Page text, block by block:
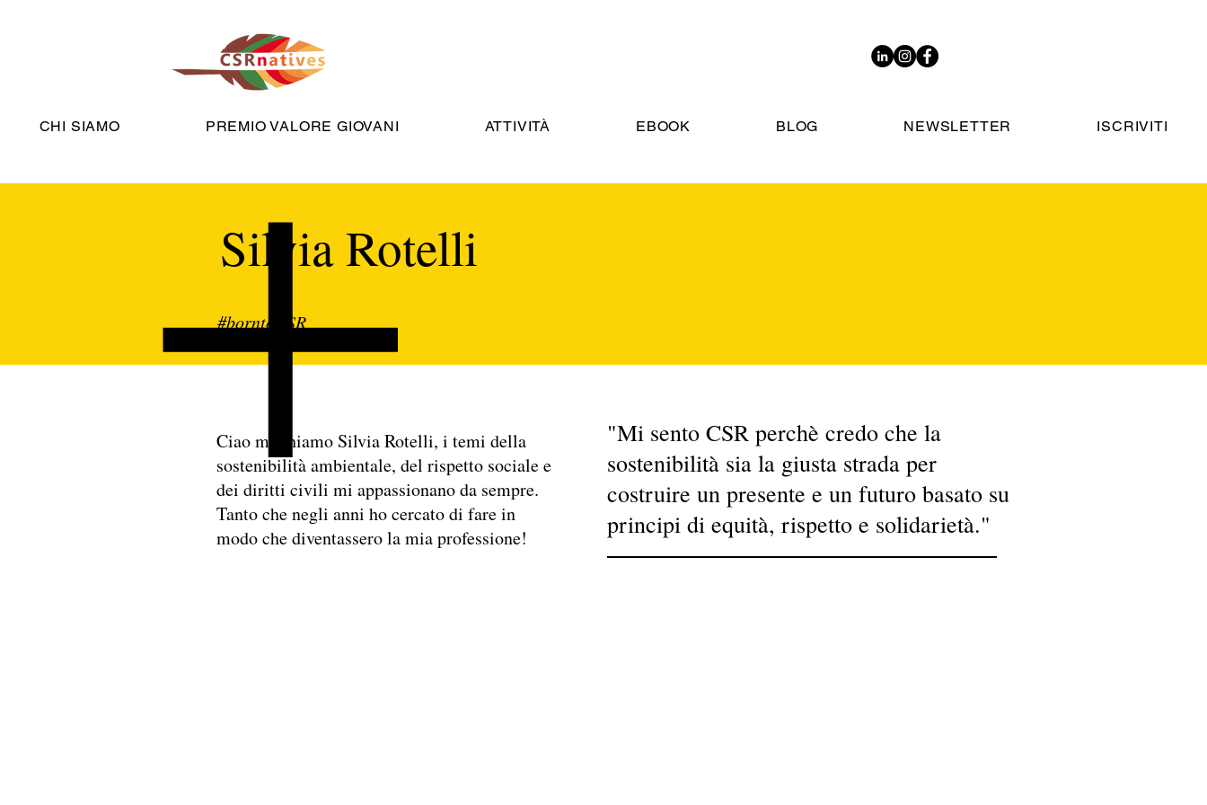
CHI SIAMO PREMIO VALORE GIOVANI ATTIVITÀ EBOOK BLOG NEWSLETTER ISCRIVITI
Silvia Rotelli
#borntoCSR
Ciao mi chiamo Silvia Rotelli, i temi della
sostenibilità ambientale, del rispetto sociale e
dei diritti civili mi appassionano da sempre.
Tanto che negli anni ho cercato di fare in
modo che diventassero la mia professione!
"Mi sento CSR perchè credo che la
sostenibilità sia la giusta strada per
costruire un presente e un futuro basato su
principi di equità, rispetto e solidarietà."